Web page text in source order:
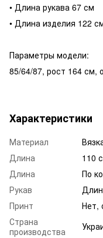
• Длина рукава 67 см
• Длина изделия 122
Параметры модели:
85/64/87, рост 164 см,
Характеристики
Материал
Длина
110
Длина
По
Рукав
Принт
Нет,
Страна
производства